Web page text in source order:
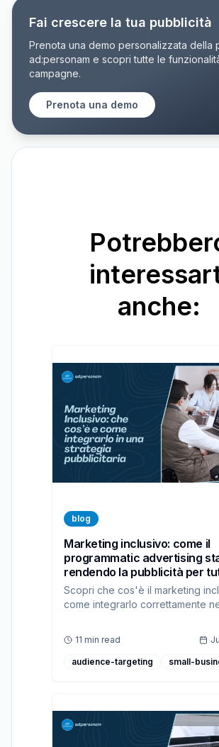
Fai crescere la tua pubblicità
Prenota una demo personalizzata della
ad:personam e scopri tutte le
campagne.
Prenota una demo
anche:
blog
Marketing inclusivo: come il
programmatic advertising
rendendo la pubblicità per
Scopri che cos'è il marketing
come integrarlo correttamente
11 min read
audience-targeting small-